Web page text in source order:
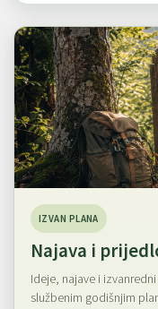
IZVAN PLANA
Najava i
Ideje, najave i
službenim godišnjim